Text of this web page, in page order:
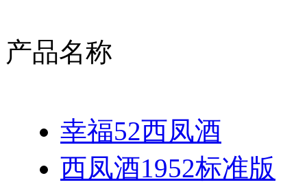
产品名称
幸福52西凤酒
西凤酒1952标准版